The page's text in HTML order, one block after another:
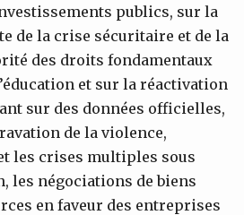
publics, sur la
de la crise sécuritaire et de la
des droits fondamentaux
et sur la réactivation
sur des données officielles,
de la violence,
les crises multiples sous
les négociations de biens
en faveur des entreprises